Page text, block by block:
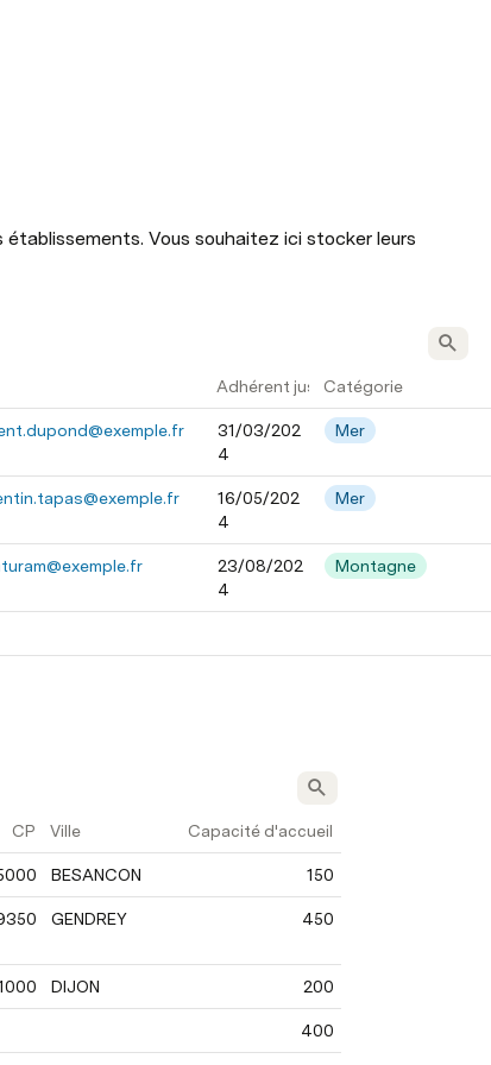
Vous souhaitez ici stocker leurs
Adhérent jusqu'auCatégorie
31/03/202
4
Mer
16/05/202
4
Mer
23/08/202
4
Montagne
CP Ville Capacité d'accueil
BESANCON 150
GENDREY 450
DIJON 200
400